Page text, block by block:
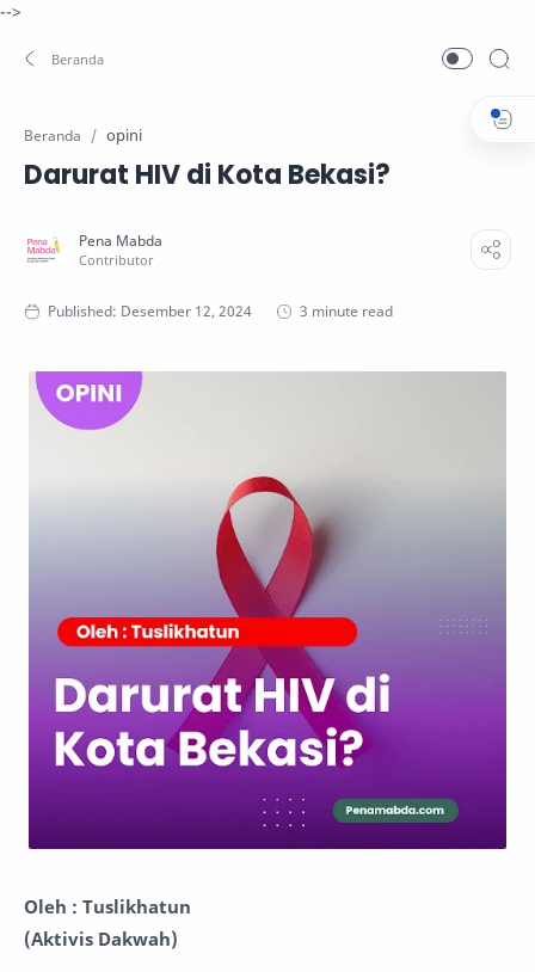
-->
Beranda opini
Darurat HIV di Kota Bekasi?
3 minute read
Oleh : Tuslikhatun
(Aktivis Dakwah)